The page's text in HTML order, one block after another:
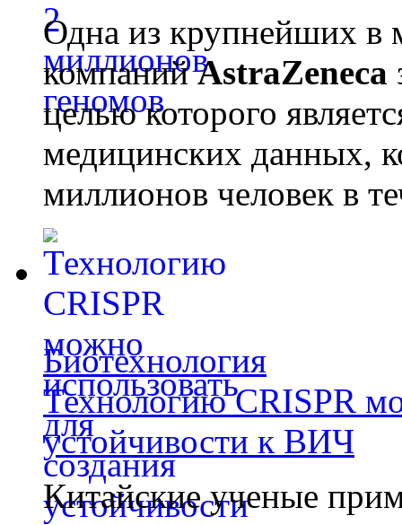
Одна из крупнейших в
компанийAstraZeneca
целью которого
медицинских данных,
миллионов человек в
Биотехнология
Технологию CRISPR
устойчивости к ВИЧ
Китайские ученые